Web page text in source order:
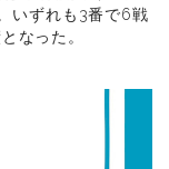
いずれも3番で6戦
なった。